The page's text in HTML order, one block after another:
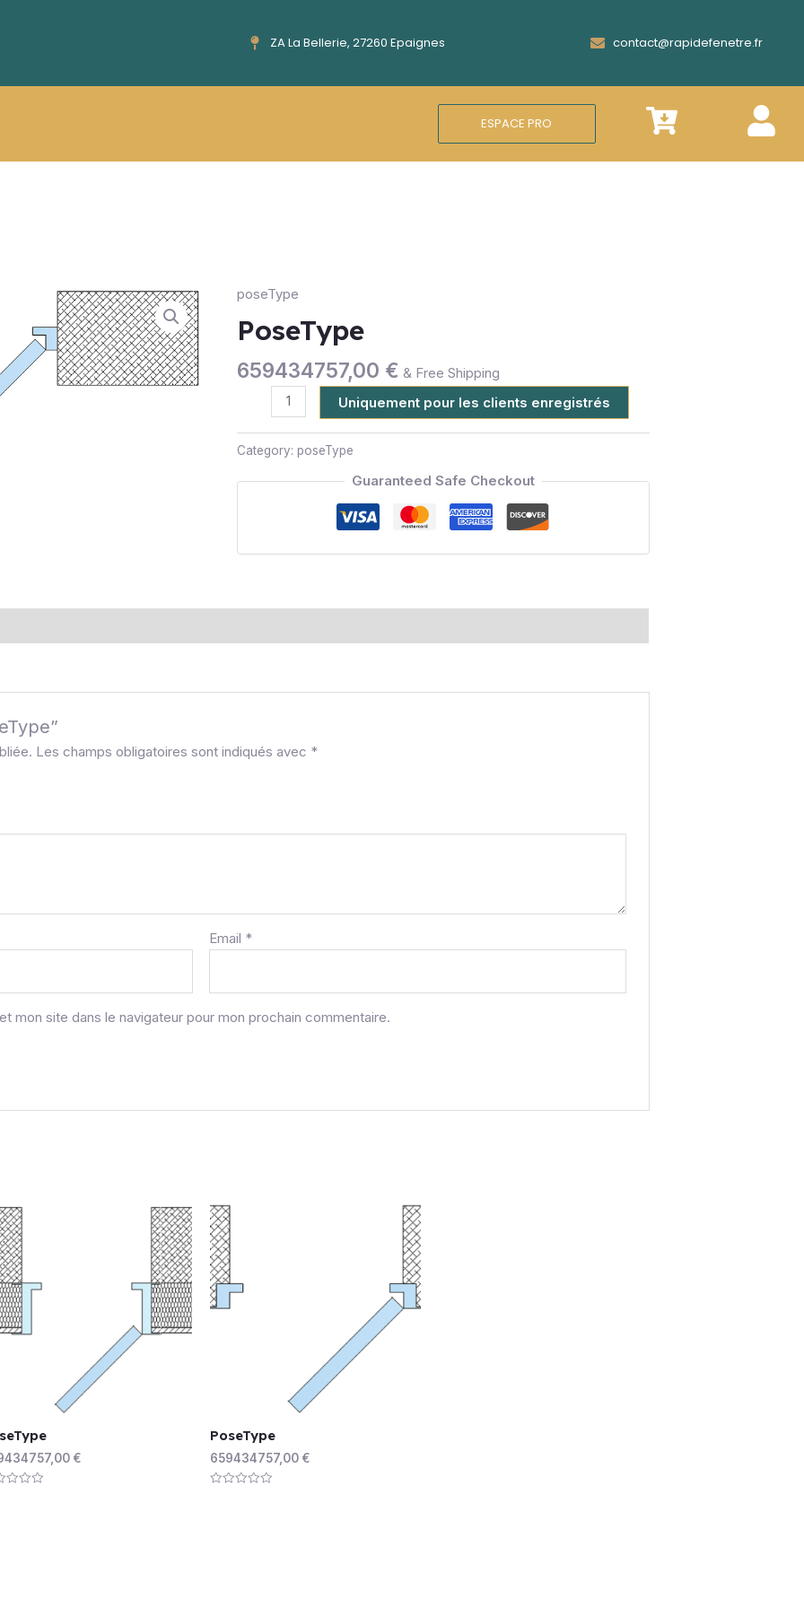
ZA La Bellerie, 27260 Epaignes contact@rapidefenetre.fr
ESPACE PRO
poseType
PoseType
659434757,00 € & Free Shipping
PoseType
quantity
Uniquement pour les clients enregistrés
Category: poseType
Guaranteed Safe Checkout
Les champs obligatoires sont indiqués avec *
Email *
mon site dans le navigateur pour mon prochain commentaire.
€
PoseType
659434757,00 €